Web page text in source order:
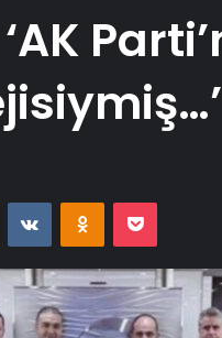
VKontakteOdnoklassniki
Pocket